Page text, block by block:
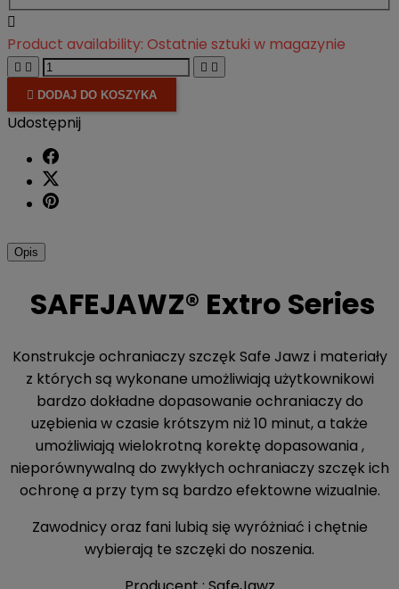

Product availability: Ostatnie sztuki w magazynie
   
 DODAJ DO KOSZYKA
Udostępnij
Opis
SAFEJAWZ® Extro Series
Konstrukcje ochraniaczy szczęk Safe Jawz i materiały
z których są wykonane umożliwiają użytkownikowi
bardzo dokładne dopasowanie ochraniaczy do
uzębienia w czasie krótszym niż 10 minut, a także
umożliwiają wielokrotną korektę dopasowania ,
nieporównywalną do zwykłych ochraniaczy szczęk ich
ochronę a przy tym są bardzo efektowne wizualnie.
Zawodnicy oraz fani lubią się wyróżniać i chętnie
wybierają te szczęki do noszenia.